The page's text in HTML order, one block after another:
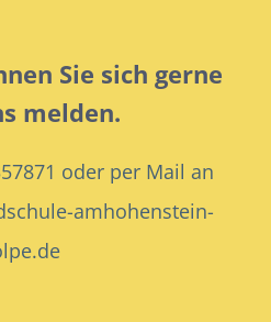
Sie sich gerne
melden.
oder per Mail an
amhohenstein-